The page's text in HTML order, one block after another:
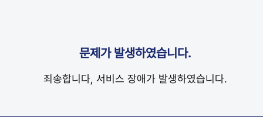
문제가 발생하였습니다.
죄송합니다, 서비스 장애가 발생하였습니다.